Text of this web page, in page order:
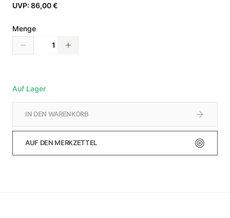
UVP: 86,00 €
Menge
Auf Lager
IN DEN WARENKORB
AUF DEN MERKZETTEL